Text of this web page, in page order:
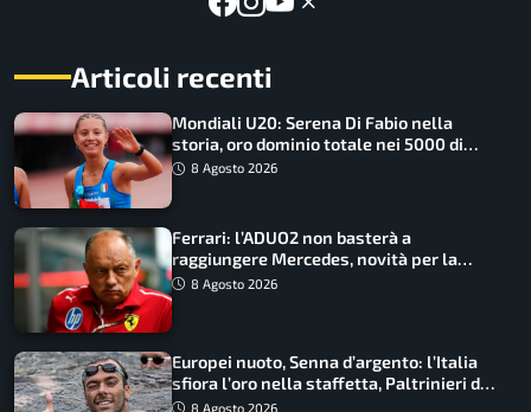
Articoli recenti
Mondiali U20: Serena Di Fabio nella
storia, oro dominio totale nei 5000 di
marcia
8 Agosto 2026
Ferrari: l’ADUO2 non basterà a
raggiungere Mercedes, novità per la
Macarena
8 Agosto 2026
Europei nuoto, Senna d’argento: l’Italia
sfiora l’oro nella staffetta, Paltrinieri da
urlo, il bilancio azzurro
8 Agosto 2026